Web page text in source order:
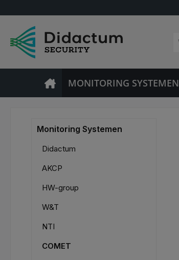
MONITORING SYSTEMEN
Monitoring Systemen
Didactum
AKCP
HW-group
W&T
NTI
COMET